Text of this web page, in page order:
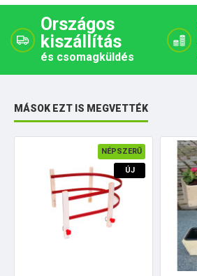
Országos
kiszállítás
és csomagküldés
MÁSOK EZT IS MEGVETTÉK
NÉPSZERŰ
ÚJ